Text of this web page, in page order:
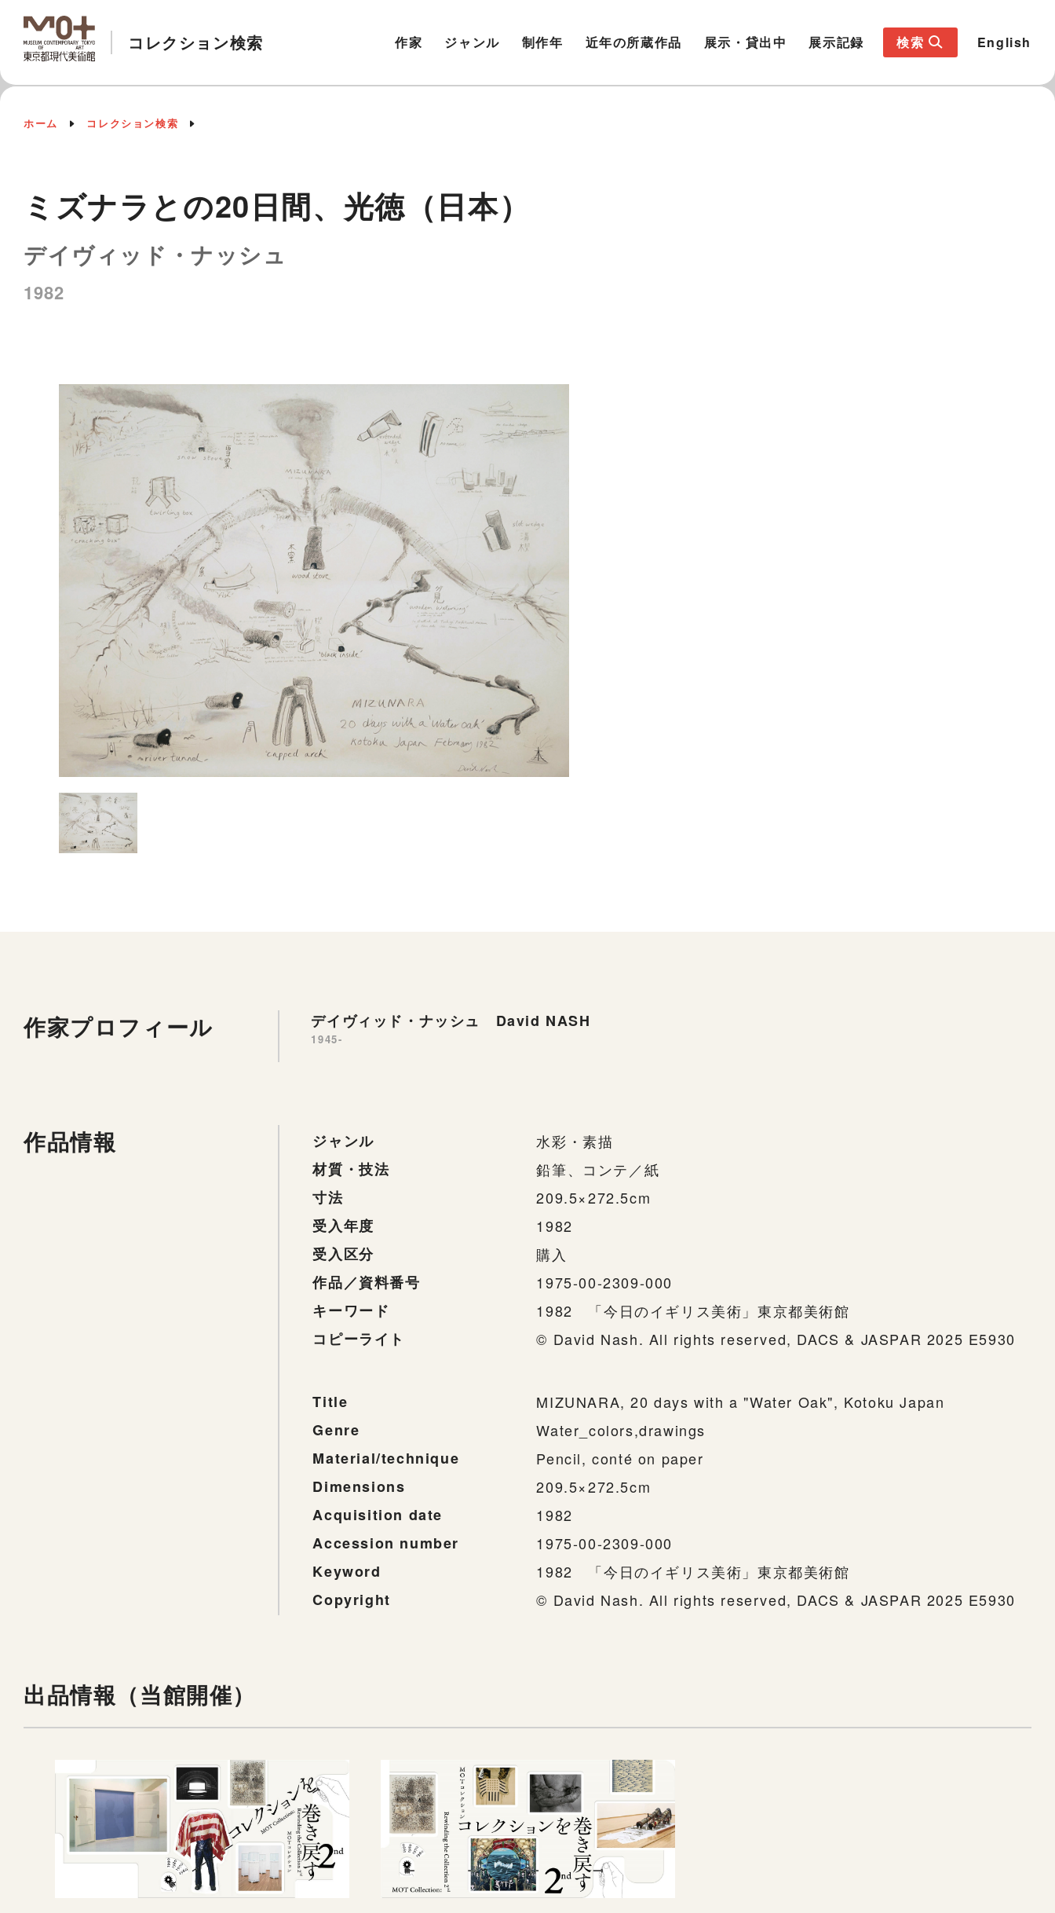
コレクション検索 作家 ジャンル 制作年 近年の所蔵作品 展示・貸出中 展示記録 検索 English
ホーム コレクション検索
ミズナラとの20日間、光徳（日本）
デイヴィッド・ナッシュ
1982
作家プロフィール デイヴィッド・ナッシュ David NASH
1945-
作品情報 ジャンル
水彩・素描
材質・技法
鉛筆、コンテ／紙
寸法
209.5×272.5cm
受入年度
1982
受入区分
購入
作品／資料番号
1975-00-2309-000
キーワード
1982 「今日のイギリス美術」東京都美術館
コピーライト
© David Nash. All rights reserved, DACS & JASPAR 2025 E5930
Title
MIZUNARA, 20 days with a "Water Oak", Kotoku Japan
Genre
Water_colors,drawings
Material/technique
Pencil, conté on paper
Dimensions
209.5×272.5cm
Acquisition date
1982
Accession number
1975-00-2309-000
Keyword
1982 「今日のイギリス美術」東京都美術館
Copyright
© David Nash. All rights reserved, DACS & JASPAR 2025 E5930
出品情報（当館開催）